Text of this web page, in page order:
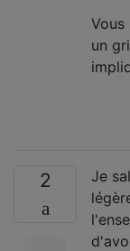
un
2
Je